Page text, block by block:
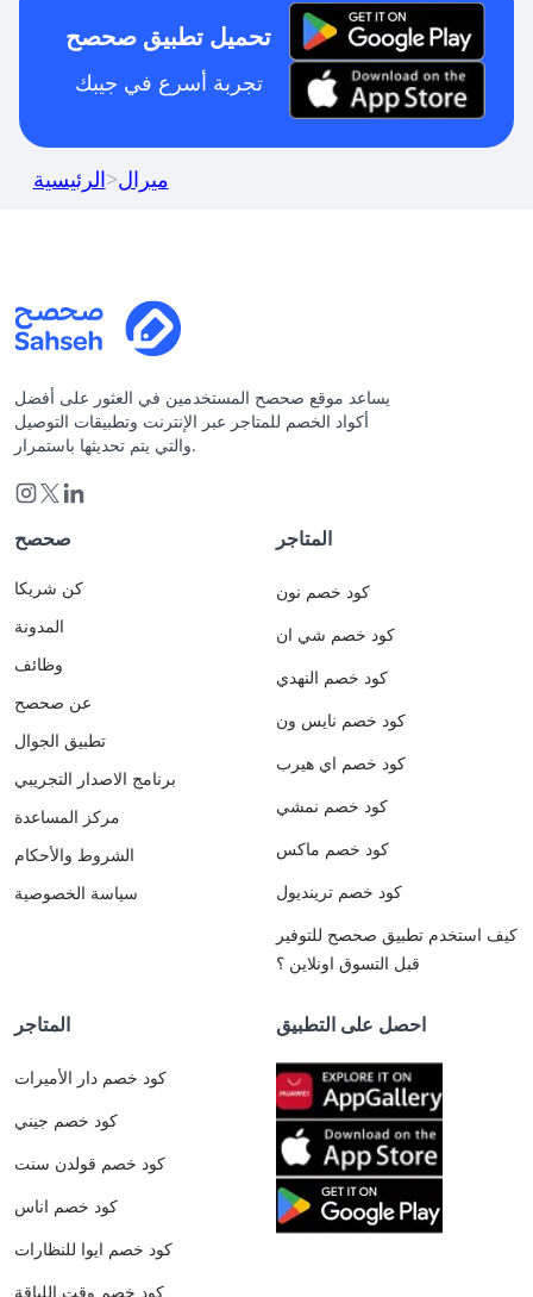
تحميل تطبيق صحصح
تجربة أسرع في جيبك
الرئيسية>ميرال
يساعد موقع صحصح المستخدمين في العثور على أفضل
أكواد الخصم للمتاجر عبر الإنترنت وتطبيقات التوصيل
والتي يتم تحديثها باستمرار.
صحصح
كن شريكا
المدونة
وظائف
عن صحصح
تطبيق الجوال
برنامج الاصدار التجريبي
مركز المساعدة
الشروط والأحكام
سياسة الخصوصية
المتاجر
كود خصم نون
كود خصم شي ان
كود خصم النهدي
كود خصم نايس ون
كود خصم اي هيرب
كود خصم نمشي
كود خصم ماكس
كود خصم ترينديول
كيف استخدم تطبيق صحصح للتوفير
قبل التسوق اونلاين ؟
المتاجر
كود خصم دار الأميرات
كود خصم جيني
كود خصم قولدن سنت
كود خصم اناس
كود خصم ايوا للنظارات
كود خصم وقت اللياقة
احصل على التطبيق